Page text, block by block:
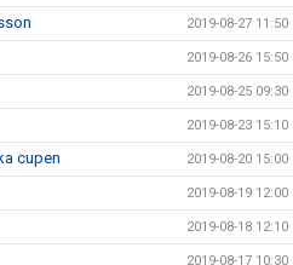
2019-08-27 11:50
2019-08-26 15:50
2019-08-25 09:30
2019-08-23 15:10
cupen 2019-08-20 15:00
2019-08-19 12:00
2019-08-18 12:10
2019-08-17 10:30